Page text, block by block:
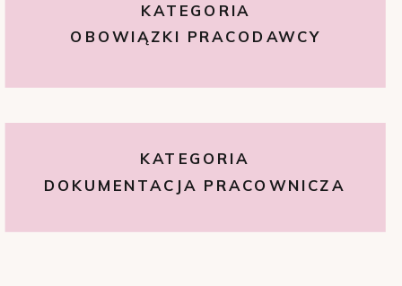
KATEGORIA
DOKUMENTACJA PRACOWNICZA
KATEGORIA
OBOWIĄZKI PRACODAWCY